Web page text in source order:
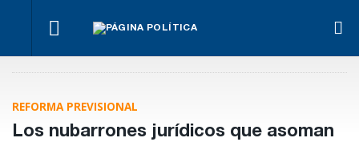
El
oficialismo
la reforma
con el
Para Bahl, la
gestión
privado
REFORMA PREVISIONAL
Los nubarrones jurídicos que asoman